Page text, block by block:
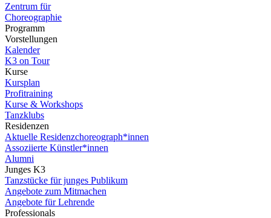
Zentrum für
Choreographie
Programm
Vorstellungen
Kalender
K3 on Tour
Kurse
Kursplan
Profitraining
Kurse & Workshops
Tanzklubs
Residenzen
Aktuelle Residenzchoreograph*innen
Assoziierte Künstler*innen
Alumni
Junges K3
Tanzstücke für junges Publikum
Angebote zum Mitmachen
Angebote für Lehrende
Professionals